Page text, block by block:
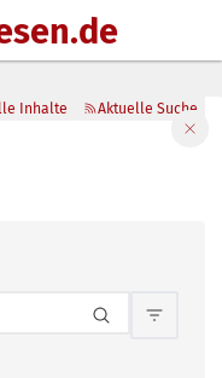
Inhalte Aktuelle Suche